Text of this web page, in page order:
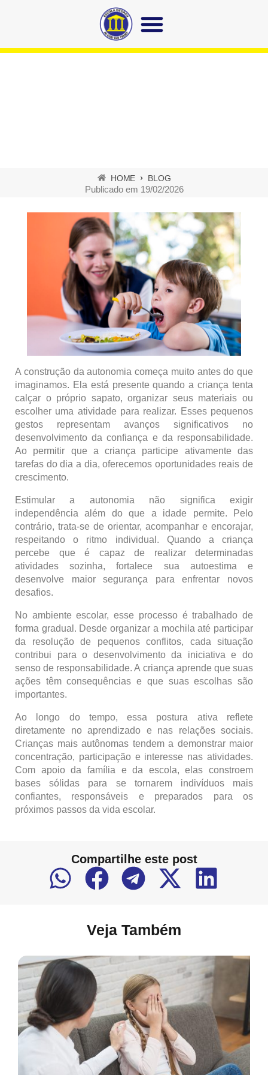
HOME BLOG
Publicado em 19/02/2026
A construção da autonomia começa muito antes do que
imaginamos. Ela está presente quando a criança tenta
calçar o próprio sapato, organizar seus materiais ou
escolher uma atividade para realizar. Esses pequenos
gestos representam avanços significativos no
desenvolvimento da confiança e da responsabilidade.
Ao permitir que a criança participe ativamente das
tarefas do dia a dia, oferecemos oportunidades reais de
crescimento.
Estimular a autonomia não significa exigir
independência além do que a idade permite. Pelo
contrário, trata-se de orientar, acompanhar e encorajar,
respeitando o ritmo individual. Quando a criança
percebe que é capaz de realizar determinadas
atividades sozinha, fortalece sua autoestima e
desenvolve maior segurança para enfrentar novos
desafios.
No ambiente escolar, esse processo é trabalhado de
forma gradual. Desde organizar a mochila até participar
da resolução de pequenos conflitos, cada situação
contribui para o desenvolvimento da iniciativa e do
senso de responsabilidade. A criança aprende que suas
ações têm consequências e que suas escolhas são
importantes.
Ao longo do tempo, essa postura ativa reflete
diretamente no aprendizado e nas relações sociais.
Crianças mais autônomas tendem a demonstrar maior
concentração, participação e interesse nas atividades.
Com apoio da família e da escola, elas constroem
bases sólidas para se tornarem indivíduos mais
confiantes, responsáveis e preparados para os
próximos passos da vida escolar.
Compartilhe este post
Veja Também